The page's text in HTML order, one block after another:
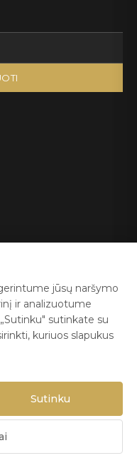
|Privatumo politika|
jūsų naršymo
ir analizuotume
sutinkate su
kuriuos slapukus
Sutinku